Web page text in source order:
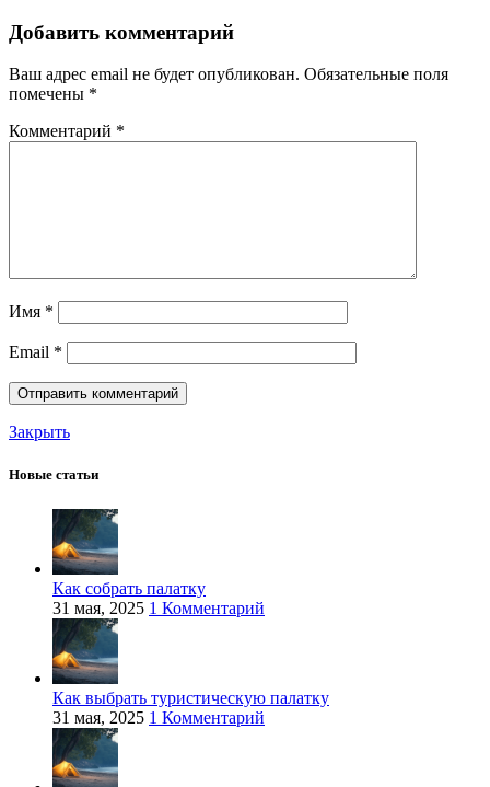
Добавить комментарий
Ваш адрес email не будет опубликован. Обязательные поля
помечены *
Комментарий *
Имя *
Email *
Закрыть
Новые статьи
Как собрать палатку
31 мая, 2025 1 Комментарий
Как выбрать туристическую палатку
31 мая, 2025 1 Комментарий